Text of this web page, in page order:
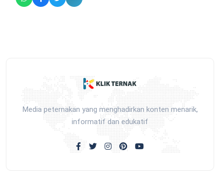
Media peternakan yang menghadirkan konten menarik,
informatif dan edukatif